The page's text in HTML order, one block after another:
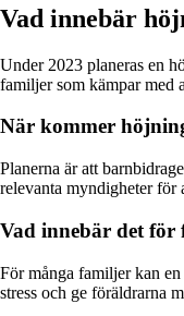
Vad innebär
Under 2023 planeras en
familjer som kämpar med
När kommer
Planerna är att
relevanta myndigheter för
Vad innebär det för
För många familjer kan
stress och ge föräldrarna